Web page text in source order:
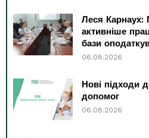
Леся
активніше
бази
06.08.2026
Нові підходи
допомог
06.08.2026